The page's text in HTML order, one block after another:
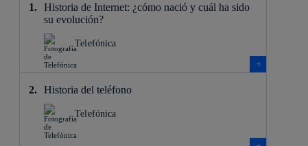
Historia de Internet: ¿cómo nació y cuál ha sido
su evolución?
Telefónica
Historia del teléfono
Telefónica